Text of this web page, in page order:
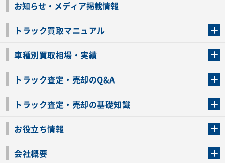
お知らせ・メディア掲載情報
トラック買取マニュアル
車種別買取相場・実績
トラック査定・売却のQ&A
トラック査定・売却の基礎知識
お役立ち情報
会社概要